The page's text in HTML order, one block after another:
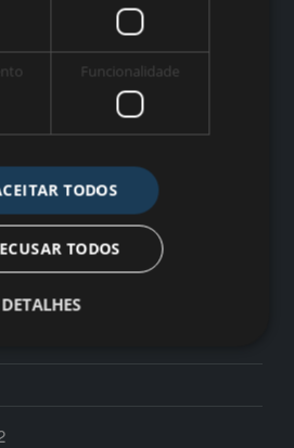
17:30pm Saturdays, Sundays
Funcionalidade
TODOS
TODOS